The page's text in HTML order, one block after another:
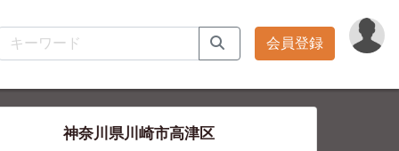
会員登録
神奈川県川崎市高津区